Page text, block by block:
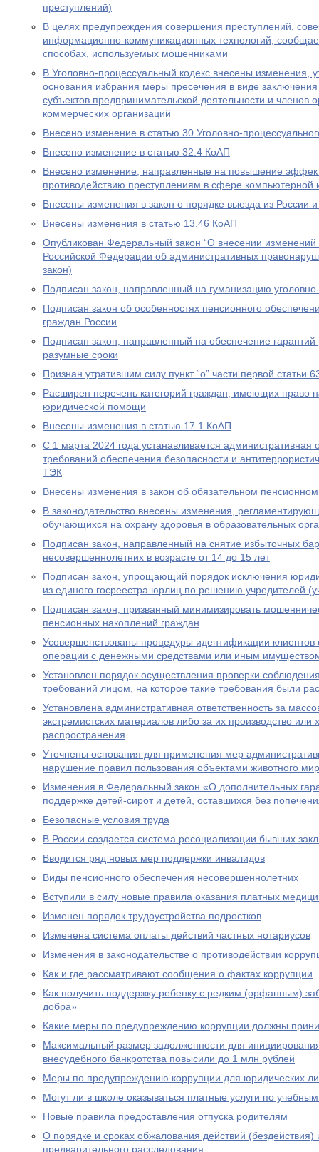
преступлений)
В целях предупреждения совершения преступлений,
информационно-коммуникационных технологий,
способах, используемых мошенниками
В Уголовно-процессуальный кодекс внесены изменения,
основания избрания меры пресечения в виде
субъектов предпринимательской деятельности и членов
коммерческих организаций
Внесено изменение в статью 30 Уголовно-
Внесено изменение в статью 32.4 КоАП
Внесено изменение, направленные на повышение
противодействию преступлениям в сфере
Внесены изменения в закон о порядке выезда из России
Внесены изменения в статью 13.46 КоАП
Опубликован Федеральный закон “О внесении изменений
Российской Федерации об административных
закон)
Подписан закон, направленный на гуманизацию
Подписан закон об особенностях пенсионного
граждан России
Подписан закон, направленный на обеспечение
разумные сроки
Признан утратившим силу пункт “о” части первой статьи
Расширен перечень категорий граждан, имеющих право
юридической помощи
Внесены изменения в статью 17.1 КоАП
С 1 марта 2024 года устанавливается административная
требований обеспечения безопасности и
ТЭК
Внесены изменения в закон об обязательном
В законодательство внесены изменения,
обучающихся на охрану здоровья в образовательных
Подписан закон, направленный на снятие избыточных
несовершеннолетних в возрасте от 14 до 15 лет
Подписан закон, упрощающий порядок исключения
из единого госреестра юрлиц по решению учредителей
Подписан закон, призванный минимизировать
пенсионных накоплений граждан
Усовершенствованы процедуры идентификации
операции с денежными средствами или иным
Установлен порядок осуществления проверки
требований лицом, на которое такие требования были
Установлена административная ответственность за
экстремистских материалов либо за их производство или
распространения
Уточнены основания для применения мер
нарушение правил пользования объектами животного
Изменения в Федеральный закон «О дополнительных
поддержке детей-сирот и детей, оставшихся без
Безопасные условия труда
В России создается система ресоциализации бывших
Вводится ряд новых мер поддержки инвалидов
Виды пенсионного обеспечения несовершеннолетних
Вступили в силу новые правила оказания платных
Изменен порядок трудоустройства подростков
Изменена система оплаты действий частных нотариусов
Изменения в законодательстве о противодействии
Как и где рассматривают сообщения о фактах коррупции
Как получить поддержку ребенку с редким (орфанным)
добра»
Какие меры по предупреждению коррупции должны
Максимальный размер задолженности для
внесудебного банкротства повысили до 1 млн рублей
Меры по предупреждению коррупции для юридических
Могут ли в школе оказываться платные услуги по
Новые правила предоставления отпуска родителям
О порядке и сроках обжалования действий
предварительного расследования